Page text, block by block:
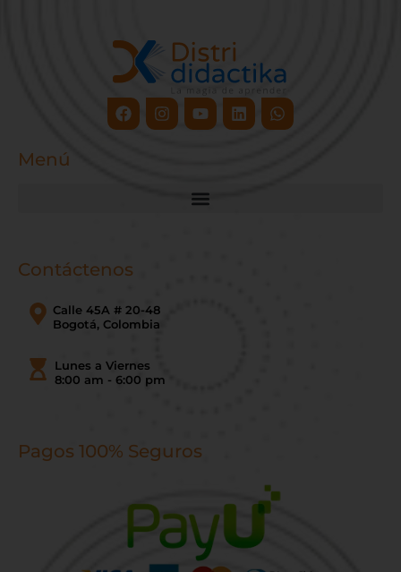
FacebookInstagram
YoutubeLinkedinWhatsapp
Menú
Contáctenos
Calle 45A # 20-48
Bogotá, Colombia
Lunes a Viernes
8:00 am - 6:00 pm
Pagos 100% Seguros